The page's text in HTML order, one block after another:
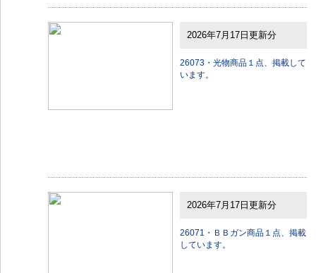
2026年7月17日更新分
26073・光物商品１点、掲載して
います。
2026年7月17日更新分
26071・ＢＢガン商品１点、掲載
しています。